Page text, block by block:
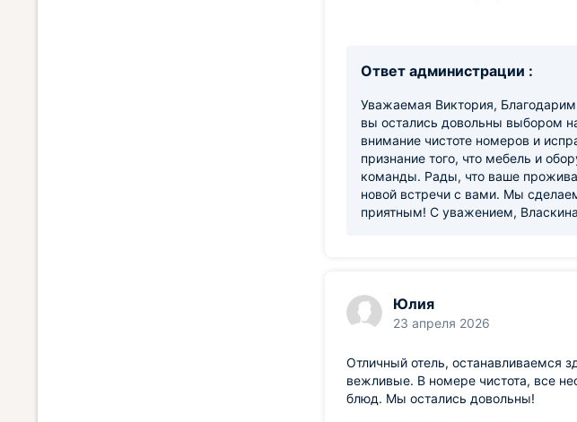
Ответ администрации :
Уважаемая Виктория,
вы остались довольны выбором
внимание чистоте номеров и
признание того, что мебель и
команды. Рады, что ваше
новой встречи с вами. Мы
приятным! С уважением,
Юлия
23 апреля 2026
Отличный отель, останавливаемся
вежливые. В номере чистота, все
блюд. Мы остались довольны!